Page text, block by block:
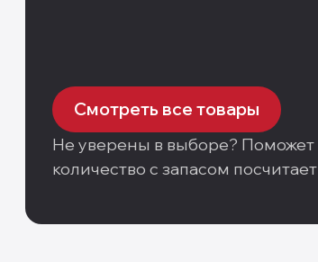
Смотреть все товары
Не уверены в выборе? Поможет
количество с запасом посчитает